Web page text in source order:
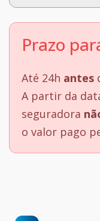
Prazo
Até 24h antes
A partir da
seguradora
o valor pago